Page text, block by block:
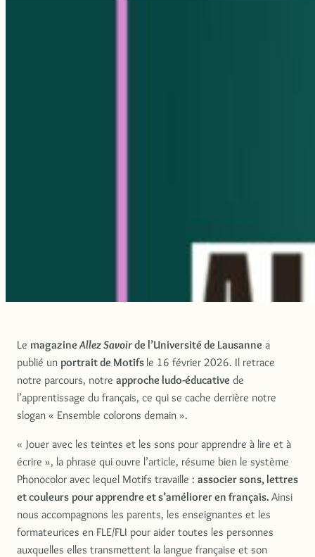
Le magazine Allez Savoirde l’Université de Lausanne a
publié un portrait de Motifs le 16 février 2026. Il retrace
notre parcours, notre approche ludo-éducative de
l’apprentissage du français, ce qui se cache derrière notre
slogan « Ensemble colorons demain ».
« Jouer avec les teintes et les sons pour apprendre à lire et à
écrire », la phrase qui ouvre l’article, résume bien le système
Phonocolor avec lequel Motifs travaille : associer sons, lettres
et couleurs pour apprendre et s’améliorer en français. Ainsi
nous accompagnons les parents, les enseignantes et les
formateurices en FLE/FLI pour aider toutes les personnes
auxquelles elles transmettent la langue française et son